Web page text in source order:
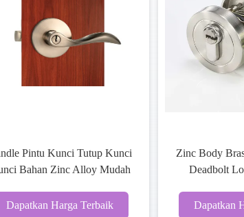
Chrome
Kunci
Kunci tabung paduan seng privasi
kunci pintu pegangan dengan
Dapatkan Harga Terbaik